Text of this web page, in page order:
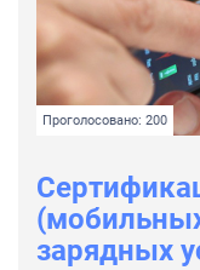
Проголосовано: 200
зарядных